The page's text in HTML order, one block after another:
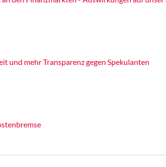
und mehr Transparenz gegen Spekulanten